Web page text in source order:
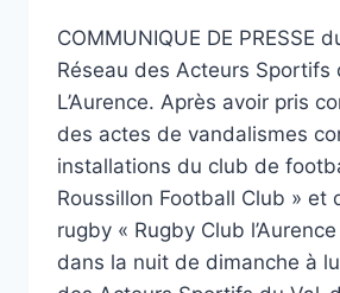
COMMUNIQUE DE PRESSE
Réseau des Acteurs Sportifs
L’Aurence. Après avoir pris
des actes de vandalismes
installations du club de
Roussillon Football Club » et
rugby « Rugby Club
dans la nuit de dimanche à